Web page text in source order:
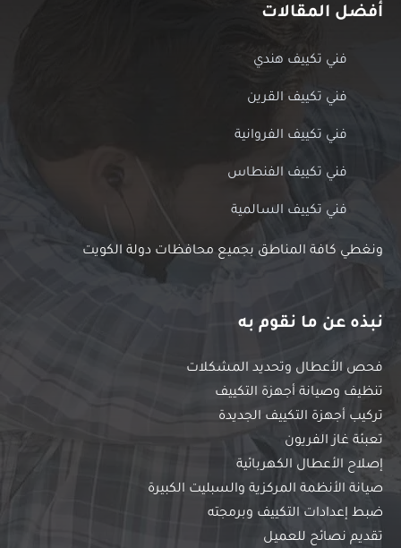
أفضل المقالات
فني تكييف هندي
فني تكييف القرين
فني تكييف الفروانية
فني تكييف الفنطاس
فني تكييف السالمية
ونغطي كافة المناطق بجميع محافظات دولة الكويت
نبذه عن ما نقوم به
فحص الأعطال وتحديد المشكلات
تنظيف وصيانة أجهزة التكييف
تركيب أجهزة التكييف الجديدة
تعبئة غاز الفريون
إصلاح الأعطال الكهربائية
صيانة الأنظمة المركزية والسبليت الكبيرة
ضبط إعدادات التكييف وبرمجته
تقديم نصائح للعميل